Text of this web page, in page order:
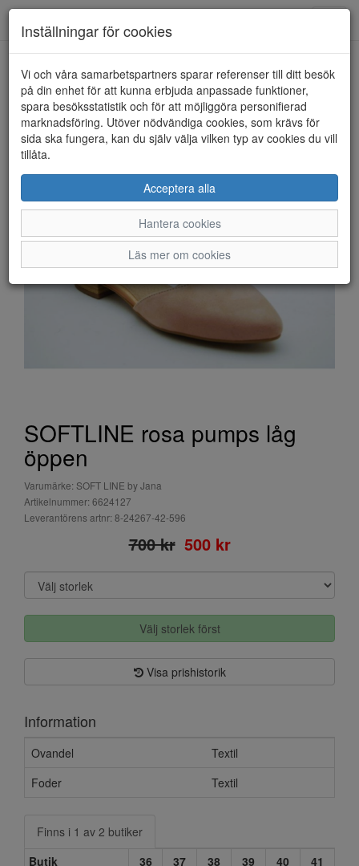
HEM SOFT LINE BY JANA
SOFTLINE rosa pumps låg
öppen
Varumärke: SOFT LINE by Jana
Artikelnummer: 6624127
Leverantörens artnr: 8-24267-42-596
700 kr 500 kr
Välj storlek först
Visa prishistorik
Information
Ovandel
Textil
Foder
Textil
Finns i 1 av 2 butiker
Butik
36 37 38 39 40
41
Inställningar för cookies
Vi och våra samarbetspartners sparar referenser till ditt besök
på din enhet för att kunna erbjuda anpassade funktioner,
spara besöksstatistik och för att möjliggöra personifierad
marknadsföring. Utöver nödvändiga cookies, som krävs för
sida ska fungera, kan du själv välja vilken typ av cookies du vill
tillåta.
Acceptera alla
Hantera cookies
Läs mer om cookies